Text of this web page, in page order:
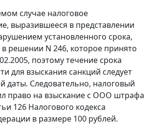
случае налоговое
выразившееся в представлении
установленного срока,
решении N 246, которое принято
поэтому течение срока
для взыскания санкций следует
даты. Следовательно, налоговый
право на взыскание с ООО штрафа
126 Налогового кодекса
в размере 100 рублей.